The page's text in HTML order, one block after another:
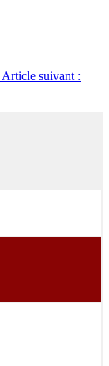
Article suivant :